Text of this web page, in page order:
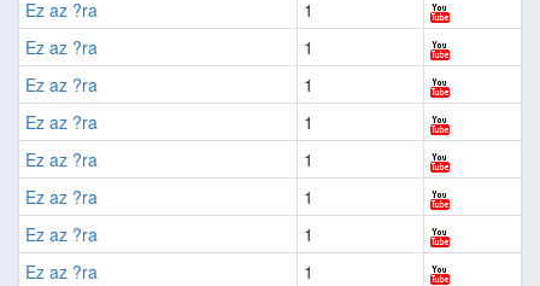
Ez az ?ra
1
Ez az ?ra
1
Ez az ?ra
1
Ez az ?ra
1
Ez az ?ra
1
Ez az ?ra
1
Ez az ?ra
1
Ez az ?ra
1